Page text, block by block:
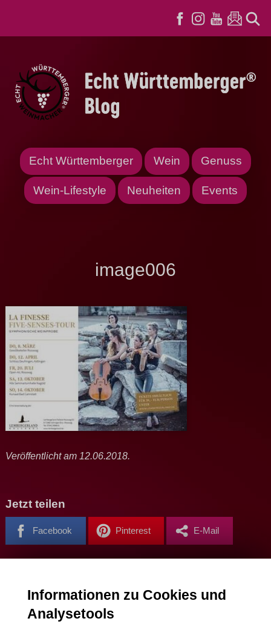
Echt Württemberger Wein Genuss
Wein-Lifestyle Neuheiten Events
image006
Veröffentlicht am 12.06.2018.
Jetzt teilen
Facebook Pinterest E-Mail
Deine E-Mail-Adresse wird nicht veröffentlicht. Erforderliche
Felder sind mit*markiert
Informationen zu Cookies und
Analysetools